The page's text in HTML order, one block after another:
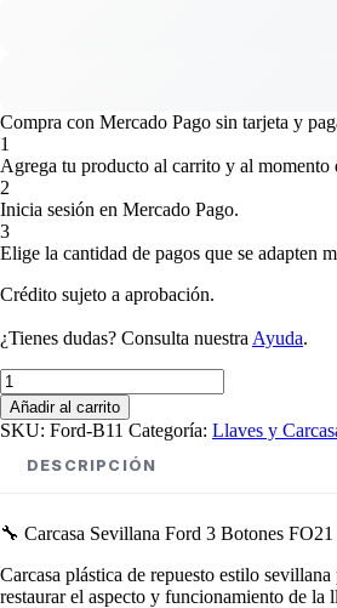
Compra con Mercado Pago sin tarjeta y
1
Agrega tu producto al carrito y al momento
2
Inicia sesión en Mercado Pago.
3
Elige la cantidad de pagos que se adapten
Crédito sujeto a aprobación.
¿Tienes dudas? Consulta nuestra Ayuda.
Carcasa
Sevillana
Ford
3
Botones
Mondeo
Añadir al carrito
SKU: Ford-B11 Categoría: Llaves y
DESCRIPCIÓN
🔧 Carcasa Sevillana Ford 3 Botones
Carcasa plástica de repuesto estilo
restaurar el aspecto y funcionamiento de